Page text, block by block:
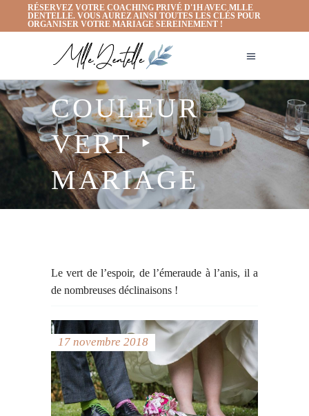
RÉSERVEZ VOTRE COACHING PRIVÉ D'1H AVEC MLLE
DENTELLE. VOUS AUREZ AINSI TOUTES LES CLÉS POUR
ORGANISER VOTRE MARIAGE SEREINEMENT !
COULEUR
VERT ‣
MARIAGE
Le vert de l’espoir, de l’émeraude à l’anis, il a
de nombreuses déclinaisons !
17 novembre 2018